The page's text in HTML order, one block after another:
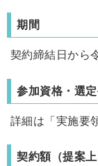
期間
契約締結日から
参加資格・選
詳細は「実施要
契約額（提案上